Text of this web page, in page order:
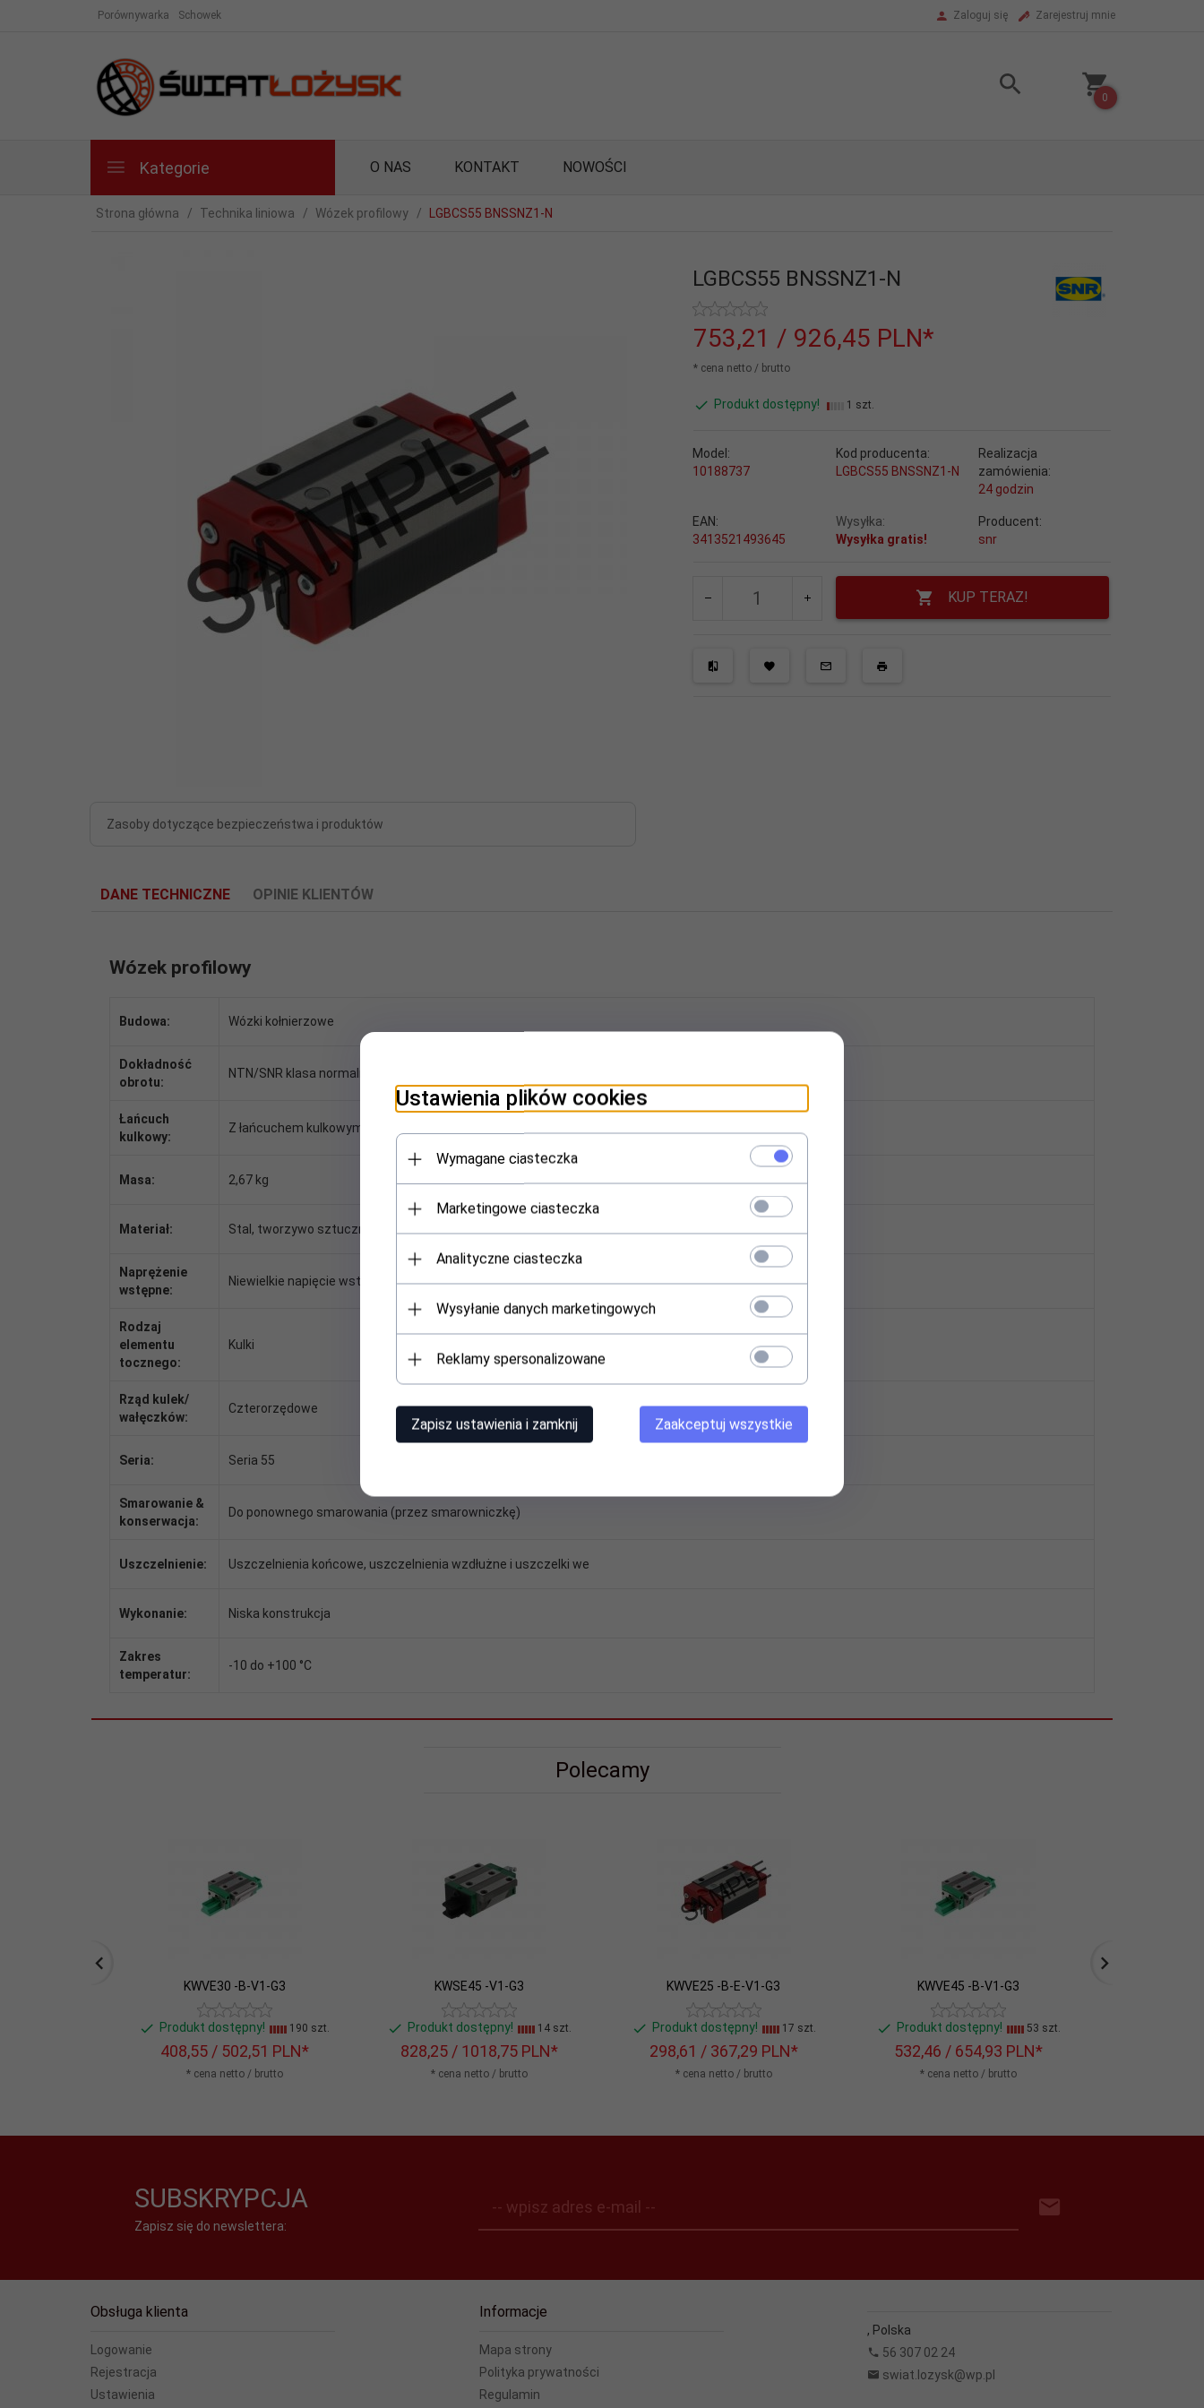
Porównywarka Schowek Zaloguj się Zarejestruj mnie
0
Kategorie O NAS KONTAKT NOWOŚCI
Strona główna Technika liniowa Wózek profilowy LGBCS55 BNSSNZ1-N
Zasoby dotyczące bezpieczeństwa i produktów
LGBCS55 BNSSNZ1-N
753,21 / 926,45 PLN*
* cena netto / brutto
Produkt dostępny! 1 szt.
Model:
10188737
Kod producenta:
LGBCS55 BNSSNZ1-N
Realizacja
zamówienia:
24 godzin
EAN:
3413521493645
Wysyłka:
Wysyłka gratis!
Producent:
snr
KUP TERAZ!
DANE TECHNICZNE OPINIE KLIENTÓW
Wózek profilowy
Budowa: Wózki kołnierzowe
Dokładność
obrotu:
NTN/SNR klasa normalna
Łańcuch
kulkowy:
Z łańcuchem kulkowym
Masa: 2,67 kg
Materiał: Stal, tworzywo sztuczne
Naprężenie
wstępne:
Niewielkie napięcie wstępne
Rodzaj
elementu
tocznego:
Kulki
Rząd kulek/
wałęczków:
Czterorzędowe
Seria: Seria 55
Smarowanie &
konserwacja:
Do ponownego smarowania (przez smarowniczkę)
Uszczelnienie: Uszczelnienia końcowe, uszczelnienia wzdłużne i uszczelki we
Wykonanie: Niska konstrukcja
Zakres
temperatur:
-10 do +100 °C
Polecamy
KWVE30 -B-V1-G3
Produkt dostępny! 190 szt.
408,55 / 502,51 PLN*
* cena netto / brutto
KWSE45 -V1-G3
Produkt dostępny! 14 szt.
828,25 / 1018,75 PLN*
* cena netto / brutto
KWVE25 -B-E-V1-G3
Produkt dostępny! 17 szt.
298,61 / 367,29 PLN*
* cena netto / brutto
KWVE45 -B-V1-G3
Produkt dostępny! 53 szt.
532,46 / 654,93 PLN*
* cena netto / brutto
SUBSKRYPCJA
Zapisz się do newslettera:
-- wpisz adres e-mail --
Obsługa klienta
Logowanie
Rejestracja
Ustawienia
Informacje
Mapa strony
Polityka prywatności
Regulamin
, Polska
56 307 02 24
swiat.lozysk@wp.pl
Ustawienia plików cookies
Wymagane ciasteczka
Marketingowe ciasteczka
Analityczne ciasteczka
Wysyłanie danych marketingowych
Reklamy spersonalizowane
Zapisz ustawienia i zamknij Zaakceptuj wszystkie